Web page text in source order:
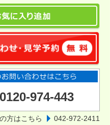
0120-974-443
方はこちら 042-972-2411